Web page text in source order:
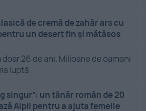
de cremă de zahăr ars cu
un desert fin și mătăsos
doar 26 de ani. Milioane de oameni
luptă
singur”: un tânăr român de 20
Alpii pentru a ajuta femeile